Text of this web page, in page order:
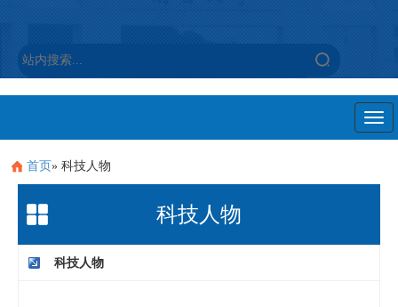
首页» 科技人物
科技人物
科技人物